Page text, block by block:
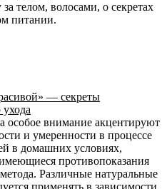
телом, волосами, о секретах
питании.
— секреты
особое внимание акцентируют
и умеренности в процессе
в домашних условиях,
противопоказания
Различные натуральные
применять в зависимости